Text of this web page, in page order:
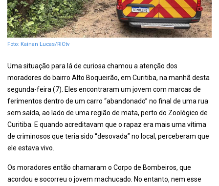
Foto: Kainan Lucas/RICtv
Uma situação para lá de curiosa chamou a atenção dos
moradores do bairro Alto Boqueirão, em Curitiba, na manhã desta
segunda-feira (7). Eles encontraram um jovem com marcas de
ferimentos dentro de um carro “abandonado” no final de uma rua
sem saída, ao lado de uma região de mata, perto do Zoológico de
Curitiba. E quando acreditavam que o rapaz era mais uma vítima
de criminosos que teria sido “desovada” no local, perceberam que
ele estava vivo.
Os moradores então chamaram o Corpo de Bombeiros, que
acordou e socorreu o jovem machucado. No entanto, nem esse